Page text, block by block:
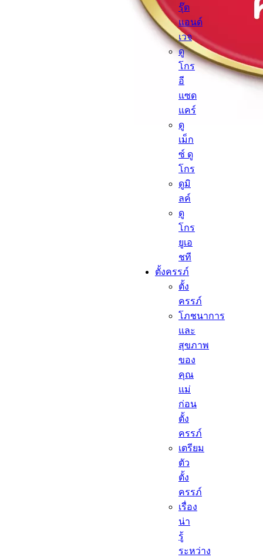
รุ๊ต
แอนด์
เวจ
ดู
โกร
อี
แซด
แคร์
ดู
เม็ก
ซ์ ดู
โกร
ดูมิ
ลค์
ดู
โกร
ยูเอ
ชที
ตั้งครรภ์​
ตั้ง
ครรภ์​
โภชนาการ
และ
สุขภาพ
ของ
คุณ
แม่
ก่อน
ตั้ง
ครรภ์
เตรียม
ตัว
ตั้ง
ครรภ์
เรื่อง
น่า
รู้
ระหว่าง